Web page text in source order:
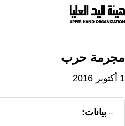
انتقل
إلى
مجرمة حرب
1 أكتوبر 2016
بيانات: